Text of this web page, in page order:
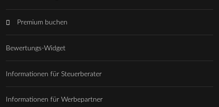
Premium buchen
Bewertungs-Widget
Informationen für Steuerberater
Informationen für Werbepartner